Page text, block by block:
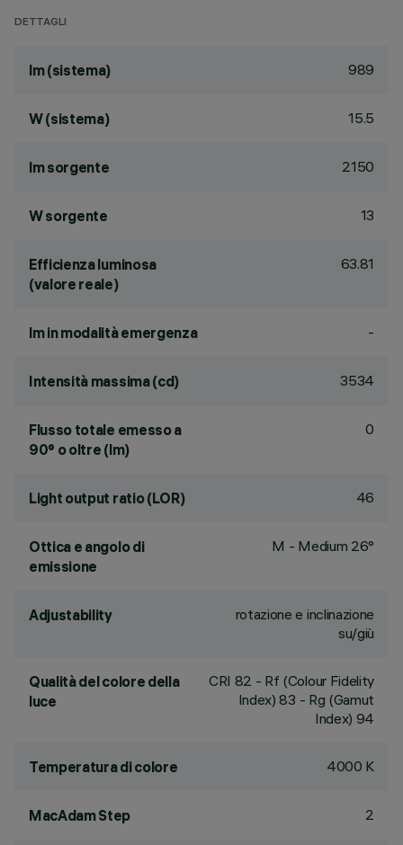
DETTAGLI
lm (sistema) 989
W (sistema) 15.5
lm sorgente 2150
W sorgente 13
Efficienza luminosa
(valore reale)
63.81
lm in modalità emergenza -
Intensità massima (cd) 3534
Flusso totale emesso a
90° o oltre (lm)
0
Light output ratio (LOR) 46
Ottica e angolo di
emissione
M - Medium 26°
Adjustability
rotazione e inclinazione
su/giù
Qualità del colore della
luce
CRI 82 - Rf (Colour Fidelity
Index) 83 - Rg (Gamut
Index) 94
Temperatura di colore 4000 K
MacAdam Step 2